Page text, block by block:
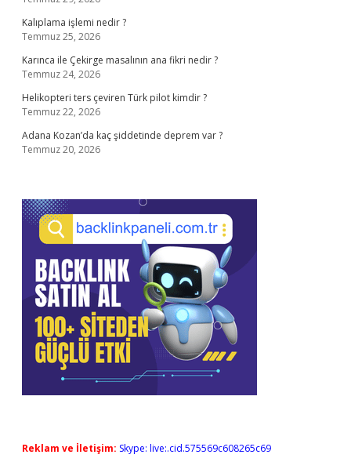
Kalıplama işlemi nedir ?
Temmuz 25, 2026
Karınca ile Çekirge masalının ana fikri nedir ?
Temmuz 24, 2026
Helikopteri ters çeviren Türk pilot kimdir ?
Temmuz 22, 2026
Adana Kozan’da kaç şiddetinde deprem var ?
Temmuz 20, 2026
Reklam ve İletişim: Skype: live:.cid.575569c608265c69